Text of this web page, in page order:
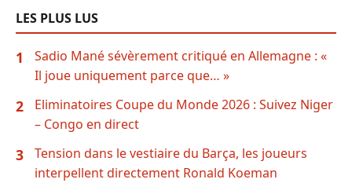
LES PLUS LUS
1
Sadio Mané sévèrement critiqué en Allemagne : «
Il joue uniquement parce que… »
2
Eliminatoires Coupe du Monde 2026 : Suivez Niger
– Congo en direct
3
Tension dans le vestiaire du Barça, les joueurs
interpellent directement Ronald Koeman